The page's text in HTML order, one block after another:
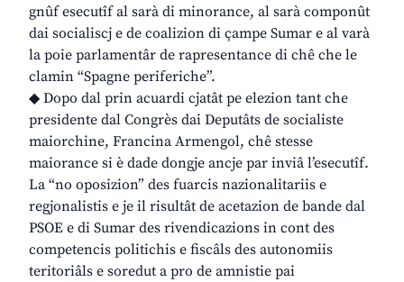
gnûf esecutîf al sarà di minorance, al sarà componût
dai socialiscj e de coalizion di çampe Sumar e al varà
la poie parlamentâr de rapresentance di chê che le
clamin “Spagne periferiche”.
◆ Dopo dal prin acuardi cjatât pe elezion tant che
presidente dal Congrès dai Deputâts de socialiste
maiorchine, Francina Armengol, chê stesse
maiorance si è dade dongje ancje par inviâ l’esecutîf.
La “no oposizion” des fuarcis nazionalitariis e
regjonalistis e je il risultât de acetazion de bande dal
PSOE e di Sumar des rivendicazions in cont des
competencis politichis e fiscâls des autonomiis
teritoriâls e soredut a pro de amnistie pai